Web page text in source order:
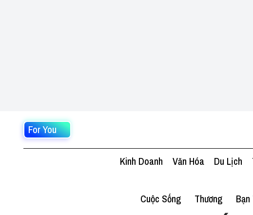
For You
Kinh Doanh Văn Hóa Du Lịch
Cuộc Sống Thương